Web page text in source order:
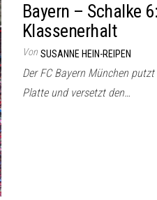
Bayern – Schalke
Klassenerhalt
Von SUSANNE HEIN-REIPEN
Der FC Bayern München
Platte und versetzt den…